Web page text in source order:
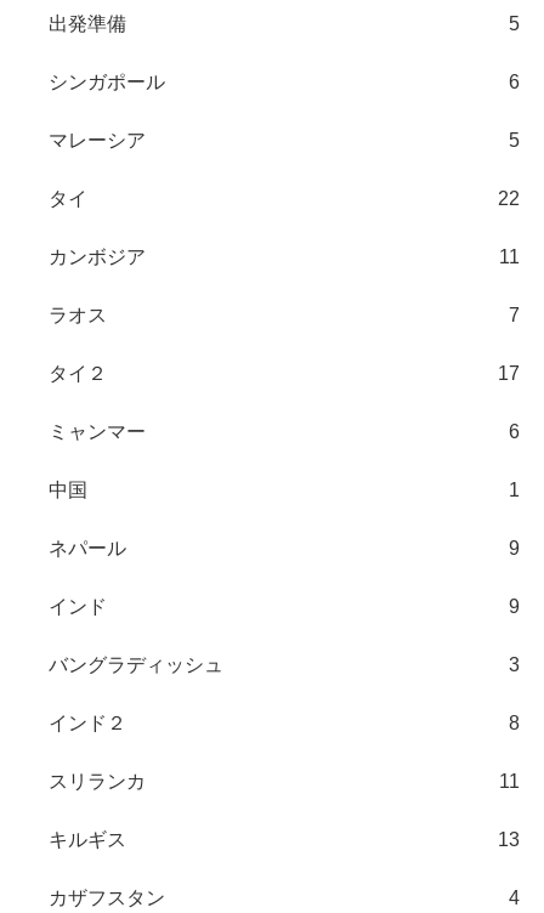
出発準備 5
シンガポール 6
マレーシア 5
タイ 22
カンボジア 11
ラオス 7
タイ２ 17
ミャンマー 6
中国 1
ネパール 9
インド 9
バングラディッシュ 3
インド２ 8
スリランカ 11
キルギス 13
カザフスタン 4